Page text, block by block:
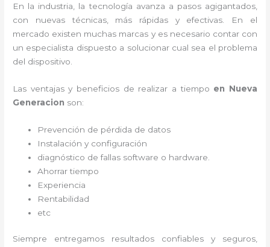
En la industria, la tecnología avanza a pasos agigantados,
con nuevas técnicas, más rápidas y efectivas . En el
mercado existen muchas marcas y es necesario contar con
un especialista dispuesto a solucionar cual sea el problema
del dispositivo.
Las ventajas y beneficios de realizar a tiempo en Nueva
Generacion son:
Prevención de pérdida de datos
Instalación y configuración
diagnóstico de fallas software o hardware
Ahorrar tiempo
Experiencia
Rentabilidad
etc
Siempre entregamos resultados confiables y seguros,